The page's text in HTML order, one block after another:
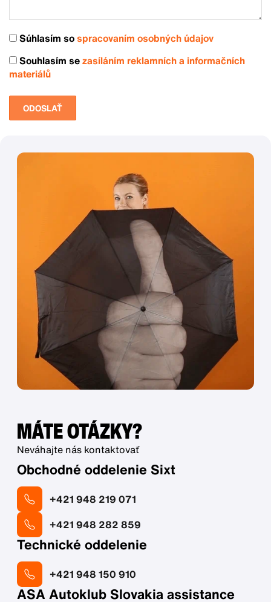
Súhlasím sospracovaním osobných údajov
Souhlasím sezasíláním reklamních a informačních
materiálů
MÁTE OTÁZKY?
Neváhajte nás kontaktovať
Obchodné oddelenie Sixt
+421 948 219 071
+421 948 282 859
Technické oddelenie
+421 948 150 910
ASA Autoklub Slovakia assistance